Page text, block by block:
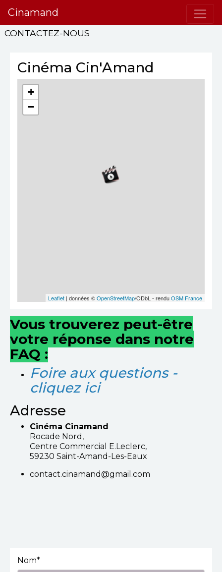
Cinamand
CONTACTEZ-NOUS
Cinéma Cin'Amand
+
−
Leaflet | données ©OpenStreetMap/ODbL - renduOSM France
Vous trouverez peut-être
votre réponse dans notre
FAQ :
Foire aux questions -
cliquez ici
Adresse
Cinéma Cinamand
Rocade Nord,
Centre Commercial E.Leclerc,
59230 Saint-Amand-Les-Eaux
contact.cinamand@gmail.com
Nom*